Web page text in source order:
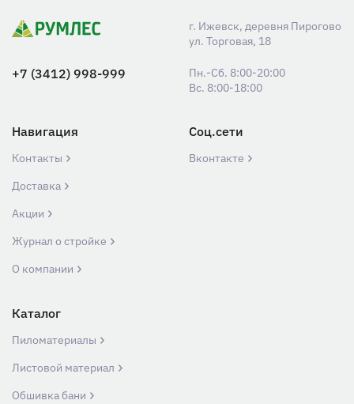
г. Ижевск, деревня Пирогово
ул. Торговая, 18
+7 (3412) 998-999
Пн.-Сб. 8:00-20:00
Вс. 8:00-18:00
Навигация
Контакты
Доставка
Акции
Журнал о стройке
О компании
Соц.сети
Вконтакте
Каталог
Пиломатериалы
Листовой материал
Обшивка бани